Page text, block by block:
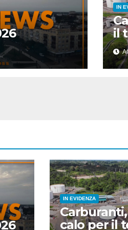
IN
il
IN EVIDENZA
calo per il